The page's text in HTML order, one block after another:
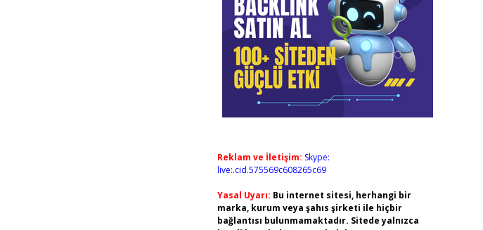
Reklam ve İletişim: Skype:
live:.cid.575569c608265c69
Yasal Uyarı: Bu internet sitesi, herhangi bir
marka, kurum veya şahıs şirketi ile hiçbir
bağlantısı bulunmamaktadır. Sitede yalnızca